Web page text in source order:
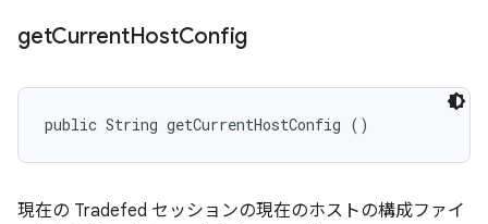
getCurrentHostConfig
public String getCurrentHostConfig ()
現在の Tradefed セッションの現在のホストの構成ファイ